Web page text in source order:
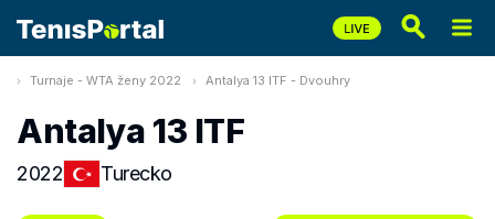
Turnaje - WTA ženy 2022 Antalya 13 ITF - Dvouhry
Antalya 13 ITF
2022 Turecko